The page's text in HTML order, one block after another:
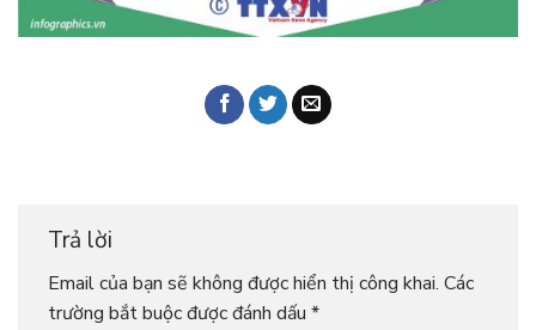
Trả lời
Email của bạn sẽ không được hiển thị công khai. Các
trường bắt buộc được đánh dấu *